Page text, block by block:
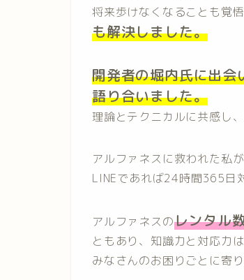
将来歩けなくなることも覚
も解決しました。
開発者の堀内氏に出会
語り合いました。
理論とテクニカルに共感し
アルファネスに救われた私
LINEであれば24時間365日
アルファネスのレンタル
ともあり、 知識力と対応力
みなさんのお困りごとに寄